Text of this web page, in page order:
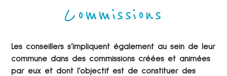
Commissions
Les conseillers s’impliquent également au sein de leur
commune dans des commissions créées et animées
par eux et dont l’objectif est de constituer des